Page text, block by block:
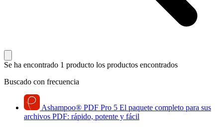
Se ha encontrado 1 producto los productos encontrados
Buscado con frecuencia
Ashampoo® PDF Pro 5 El paquete completo para sus
archivos PDF: rápido, potente y fácil